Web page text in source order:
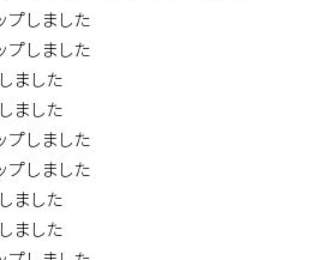
プしました
プしました
ました
ました
プしました
プしました
ました
ました